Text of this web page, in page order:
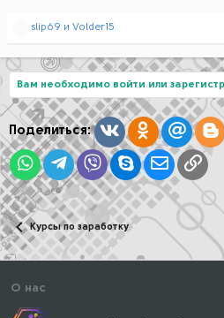
Р
ц
и
и
:
slip69 и Volder15
Вам необходимо войти или
Поделиться: Вконтакте
WhatsAppTelegram
ViberSkype
Курсы по заработку
О нас